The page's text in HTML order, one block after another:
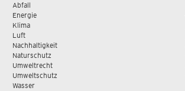
Abfall
Energie
Klima
Luft
Nachhaltigkeit
Naturschutz
Umweltrecht
Umweltschutz
Wasser